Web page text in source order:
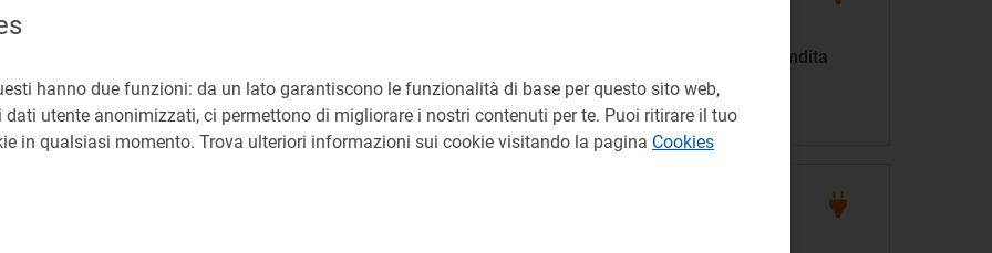
Regolazione della qualità dei servizi di distribuzione, misura e vendita
dell'energia elettrica nel periodo di regolazione 2004 - 2007
hanno due funzioni: da un lato garantiscono le funzionalità di base per questo sito web,
utente anonimizzati, ci permettono di migliorare i nostri contenuti per te. Puoi ritirare il tuo
in qualsiasi momento. Trova ulteriori informazioni sui cookie visitando la pagina Cookies